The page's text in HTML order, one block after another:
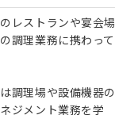
レストランや宴会場
調理業務に携わって
調理場や設備機器の
ジメント業務を学